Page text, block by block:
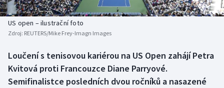
Basketbal
Biatlon
Boby a skeleton
Box
Aplikace ČT sport
AZ kvíz
US open – ilustrační foto
Zdroj: REUTERS/Mike Frey-Imagn Images
Loučení s tenisovou kariérou na US Open zahájí Petra
Kvitová proti Francouzce Diane Parryové.
Semifinalistce posledních dvou ročníků a nasazené